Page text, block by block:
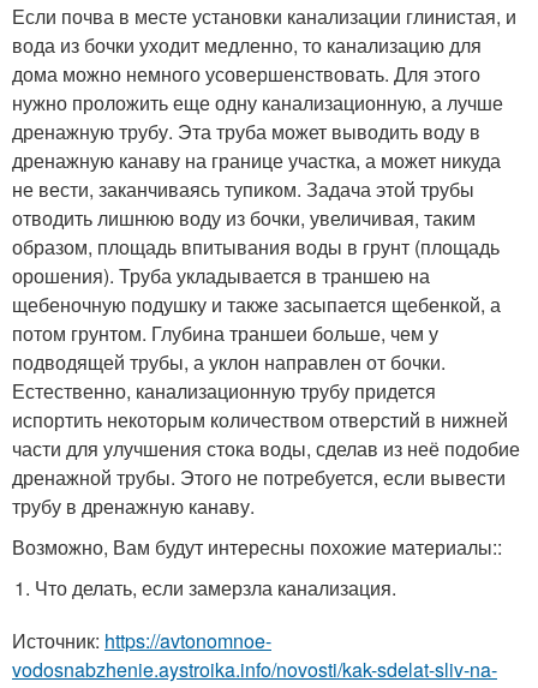
Если почва в месте установки канализации глинистая, и
вода из бочки уходит медленно, то канализацию для
дома можно немного усовершенствовать. Для этого
нужно проложить еще одну канализационную, а лучше
дренажную трубу. Эта труба может выводить воду в
дренажную канаву на границе участка, а может никуда
не вести, заканчиваясь тупиком. Задача этой трубы
отводить лишнюю воду из бочки, увеличивая, таким
образом, площадь впитывания воды в грунт (площадь
орошения). Труба укладывается в траншею на
щебеночную подушку и также засыпается щебенкой, а
потом грунтом. Глубина траншеи больше, чем у
подводящей трубы, а уклон направлен от бочки.
Естественно, канализационную трубу придется
испортить некоторым количеством отверстий в нижней
части для улучшения стока воды, сделав из неё подобие
дренажной трубы. Этого не потребуется, если вывести
трубу в дренажную канаву.
Возможно, Вам будут интересны похожие материалы::
Что делать, если замерзла канализация.
Источник: https://avtonomnoe-
vodosnabzhenie.aystroika.info/novosti/kak-sdelat-sliv-na-